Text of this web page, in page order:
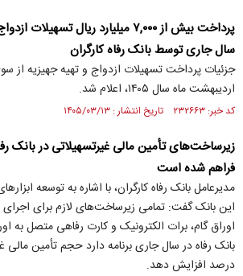
پرداخت بیش از ۷,۰۰۰ میلیارد ریال
سال جاری توسط بانک رفاه کارگران
جزئیات پرداخت تسهیلات ازدواج و تهیه جهیزیه از
اردیبهشت ماه سال ۱۴۰۵، اعلام شد.
کد خبر: ۲۳۲۶۶۳ تاریخ انتشار : ۱۴۰۵/۰۳/۱۳
زیرساخت‌های تأمین مالی غیرتسهیلاتی در بانک
فراهم شده است
مدیرعامل بانک رفاه کارگران، با اشاره به توسعه
این بانک گفت: تمامی زیرساخت‌های لازم برای اجرای
اوراق گام، برات الکترونیک و کارت رفاهی متصل به
درصد افزایش دهد.